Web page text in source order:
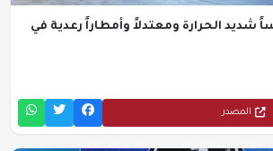
شديد الحرارة ومعتدلاً وأمطاراً رعدية في
المصدر